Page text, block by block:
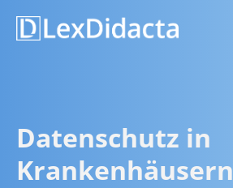
Datenschutz in
Krankenhäusern